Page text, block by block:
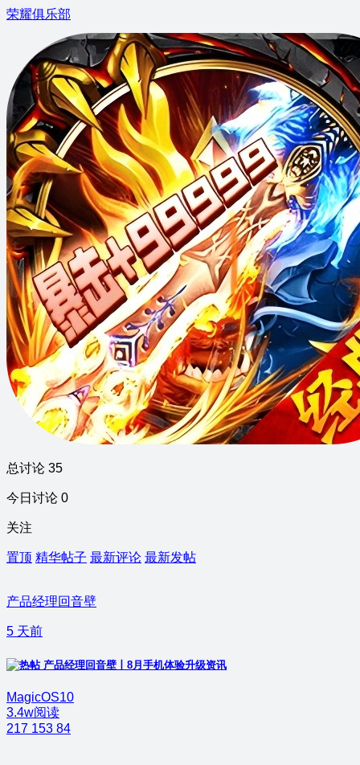
荣耀俱乐部
总讨论 35
今日讨论 0
关注
置顶 精华帖子 最新评论 最新发帖
产品经理回音壁
5 天前
产品经理回音壁丨8月手机体验升级资讯
MagicOS10
3.4w阅读
217 153 84